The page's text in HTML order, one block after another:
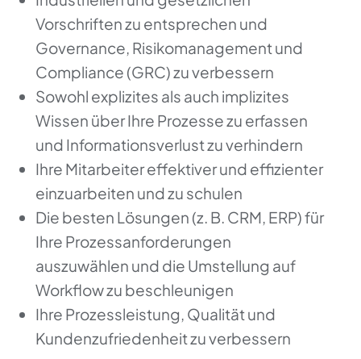
Vorschriften zu entsprechen und
Governance, Risikomanagement und
Compliance (GRC) zu verbessern
Sowohl explizites als auch implizites
Wissen über Ihre Prozesse zu erfassen
und Informationsverlust zu verhindern
Ihre Mitarbeiter effektiver und effizienter
einzuarbeiten und zu schulen
Die besten Lösungen (z. B. CRM, ERP) für
Ihre Prozessanforderungen
auszuwählen und die Umstellung auf
Workflow zu beschleunigen
Ihre Prozessleistung, Qualität und
Kundenzufriedenheit zu verbessern